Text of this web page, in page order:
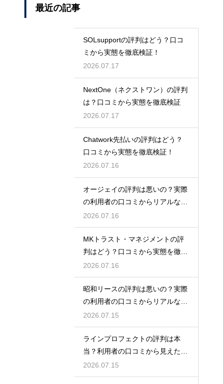
最近の記事
SOLsupportの評判はどう？口コ
ミから実態を徹底検証！
2026.07.17
NextOne（ネクストワン）の評判
は？口コミから実態を徹底検証
2026.07.17
Chatwork先払いの評判はどう？
口コミから実態を徹底検証！
2026.07.16
オージェイの評判は悪いの？実際
の利用者の口コミからリアルな実
態検証
2026.07.16
MKトラスト・マネジメントの評
判はどう？口コミから実態を徹底
検証！
2026.07.16
昭和リースの評判は悪いの？実際
の利用者の口コミからリアルな実
態検証
2026.07.15
ラインプロフェクトの評判は本
当？利用者の口コミから見えた実
態検証
2026.07.15